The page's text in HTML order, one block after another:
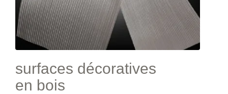
surfaces décoratives
en bois